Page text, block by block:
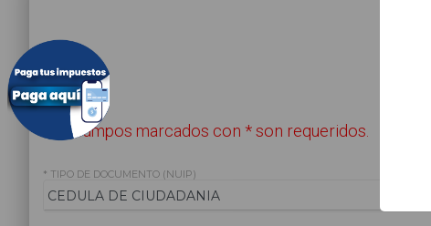
Los campos marcados con * son requeridos.
* TIPO DE DOCUMENTO (NUIP)